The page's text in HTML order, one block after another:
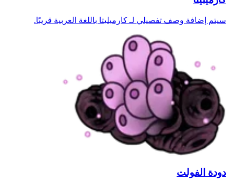
سيتم إضافة وصف تفصيلي لـ كارميليتا باللغة العربية قريبًا.
دودة الفولت